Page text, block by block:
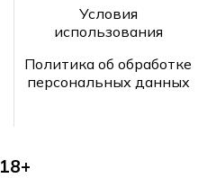
Условия
использования
Политика об обработке
персональных данных
18+